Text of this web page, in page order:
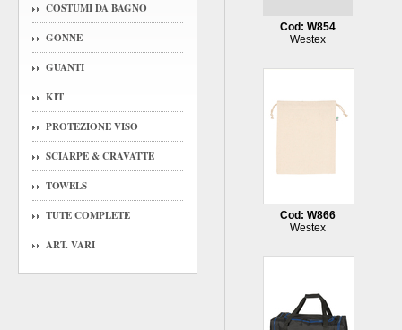
COSTUMI DA BAGNO
GONNE
GUANTI
KIT
PROTEZIONE VISO
SCIARPE & CRAVATTE
TOWELS
TUTE COMPLETE
ART. VARI
Cod: W854
Westex
Cod: W866
Westex